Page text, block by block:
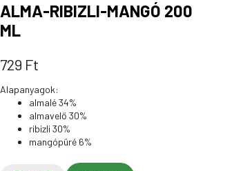
ALMA-RIBIZLI-MANGÓ 200
ML
729 Ft
Alapanyagok:
almalé 34%
almavelő 30%
ribizli 30%
mangópüré 6%